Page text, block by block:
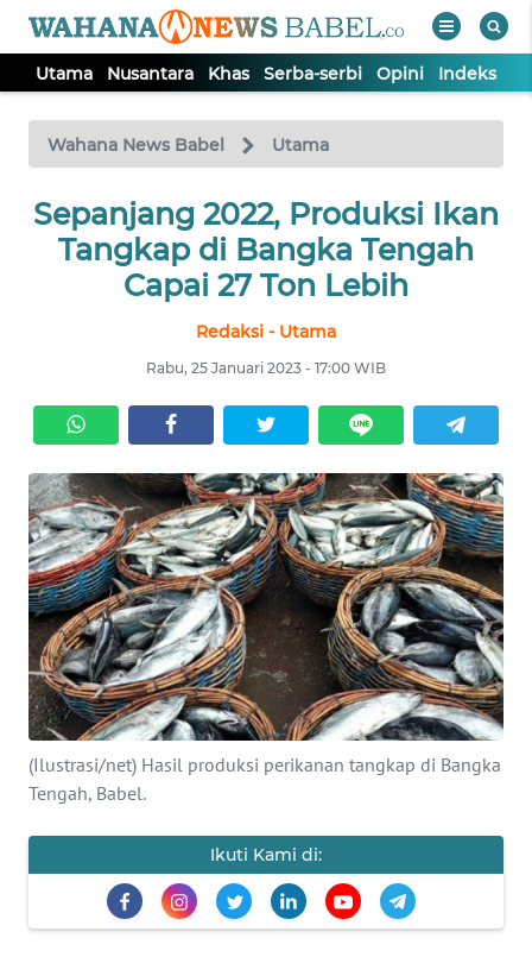
Utama Nusantara Khas Serba-serbi Opini Indeks
Wahana News Babel Utama
Sepanjang 2022, Produksi Ikan
Tangkap di Bangka Tengah
Capai 27 Ton Lebih
Redaksi - Utama
Rabu, 25 Januari 2023 - 17:00 WIB
(Ilustrasi/net) Hasil produksi perikanan tangkap di Bangka
Tengah, Babel.
Ikuti Kami di:
TV
Tutup
UTAMA
NUSANTARA
SERBA-
SERBI
OPINI
Informasi
INDEKS
BERITA
KONTAK
KAMI
INFO